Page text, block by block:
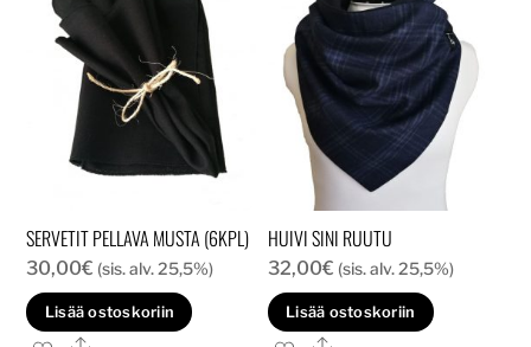
SERVETIT PELLAVA MUSTA (6KPL)
30,00€ (sis. alv. 25,5%)
Lisää ostoskoriin
HUIVI SINI RUUTU
32,00€ (sis. alv. 25,5%)
Lisää ostoskoriin